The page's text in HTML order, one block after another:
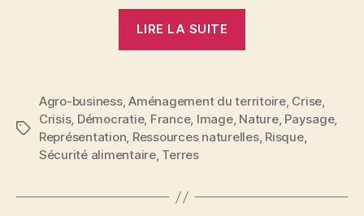
LIRE LA SUITE
:
la
vide
Étiquettes
Agro-business,Aménagement du territoire, Crise,
Crisis, Démocratie, France, Image, Nature, Paysage,
Représentation, Ressources naturelles, Risque,
Sécurité alimentaire, Terres